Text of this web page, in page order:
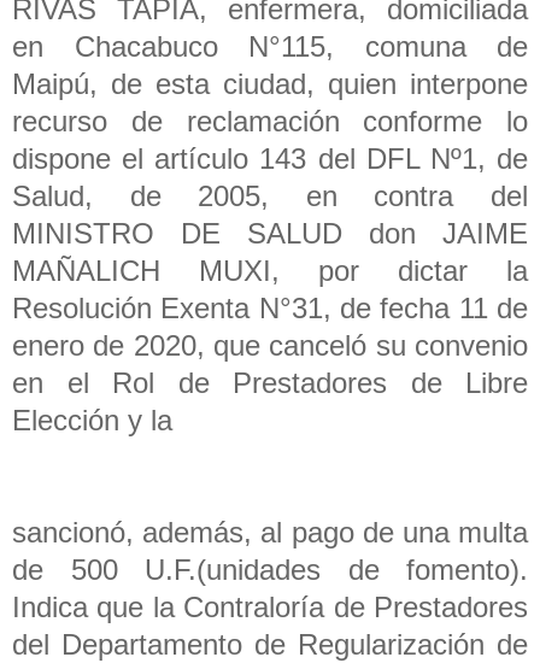
RIVAS TAPIA, enfermera, domiciliada
en Chacabuco N°115, comuna de
Maipú, de esta ciudad, quien interpone
recurso de reclamación conforme lo
dispone el artículo 143 del DFL Nº1, de
Salud, de 2005, en contra del
MINISTRO DE SALUD don JAIME
MAÑALICH MUXI, por dictar la
Resolución Exenta N°31, de fecha 11 de
enero de 2020, que canceló su convenio
en el Rol de Prestadores de Libre
Elección y la
sancionó, además, al pago de una multa
de 500 U.F.(unidades de fomento).
Indica que la Contraloría de Prestadores
del Departamento de Regularización de